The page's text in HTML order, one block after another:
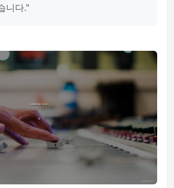
니다."